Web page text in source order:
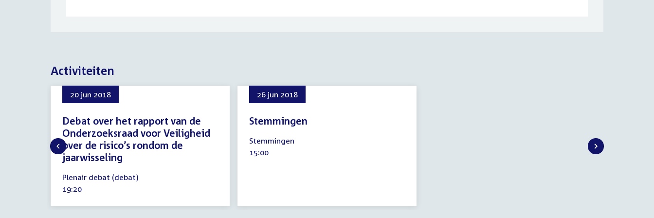
Activiteiten
20 jun 2018
Debat over het rapport van de
Onderzoeksraad voor Veiligheid
over de risico’s rondom de
jaarwisseling
juni
2018
Plenair debat (debat)
Tijd
19:20
26 jun 2018
Stemmingen
juni
2018
Stemmingen
Tijd
15:00